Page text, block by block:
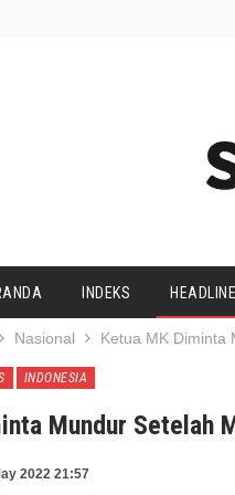
INDEKS
CHANNEL YAA SALAAM
UMAT
Nasional Ketua MK Diminta
INDONESIA
Mundur Setelah
2022 21:57